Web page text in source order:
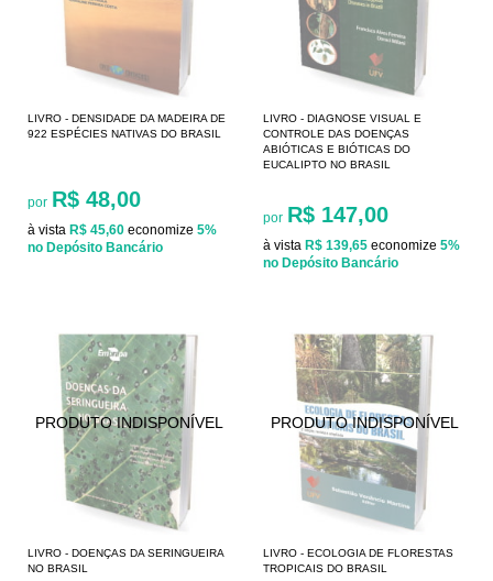
LIVRO - DENSIDADE DA MADEIRA DE
922 ESPÉCIES NATIVAS DO BRASIL
por R$ 48,00
à vista R$ 45,60 economize 5%
no Depósito Bancário
LIVRO - DIAGNOSE VISUAL E
CONTROLE DAS DOENÇAS
ABIÓTICAS E BIÓTICAS DO
EUCALIPTO NO BRASIL
por R$ 147,00
à vista R$ 139,65 economize 5%
no Depósito Bancário
LIVRO - DOENÇAS DA SERINGUEIRA
NO BRASIL
LIVRO - ECOLOGIA DE FLORESTAS
TROPICAIS DO BRASIL